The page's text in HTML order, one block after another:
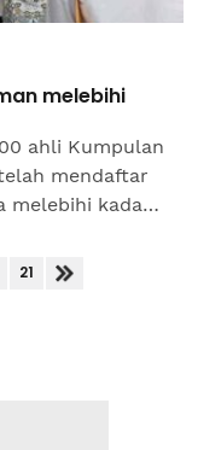
melebihi
ahli Kumpulan
mendaftar
melebihi kadar
21